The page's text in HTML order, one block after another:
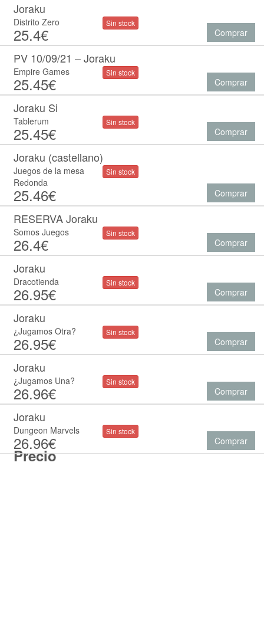
Precio
Joraku
Distrito Zero
25.4€
Sin stock
Comprar
PV 10/09/21 – Joraku
Empire Games
25.45€
Sin stock
Comprar
Joraku Si
Tablerum
25.45€
Sin stock
Comprar
Joraku (castellano)
Juegos de la mesa
Redonda
25.46€
Sin stock
Comprar
RESERVA Joraku
Somos Juegos
26.4€
Sin stock
Comprar
Joraku
Dracotienda
26.95€
Sin stock
Comprar
Joraku
¿Jugamos Otra?
26.95€
Sin stock
Comprar
Joraku
¿Jugamos Una?
26.96€
Sin stock
Comprar
Joraku
Dungeon Marvels
26.96€
Sin stock
Comprar